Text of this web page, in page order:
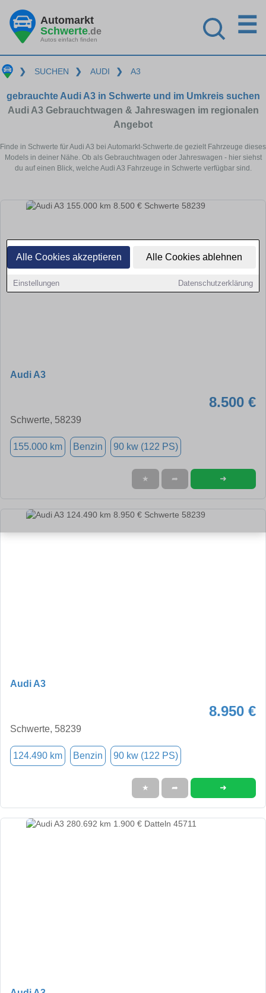
Alle Cookies akzeptieren Alle Cookies ablehnen
Einstellungen Datenschutzerklärung
Automarkt
Schwerte.de
Autos einfach finden
☰
❯ SUCHEN ❯ AUDI ❯ A3
gebrauchte Audi A3 in Schwerte und im Umkreis suchen
Audi A3 Gebrauchtwagen & Jahreswagen im regionalen
Angebot
Finde in Schwerte für Audi A3 bei Automarkt-Schwerte.de gezielt Fahrzeuge dieses
Models in deiner Nähe. Ob als Gebrauchtwagen oder Jahreswagen - hier siehst
du auf einen Blick, welche Audi A3 Fahrzeuge in Schwerte verfügbar sind.
Audi A3
8.500 €
Schwerte, 58239
155.000 km Benzin 90 kw (122 PS)
★ ➦ ➜
Audi A3
8.950 €
Schwerte, 58239
124.490 km Benzin 90 kw (122 PS)
★ ➦ ➜